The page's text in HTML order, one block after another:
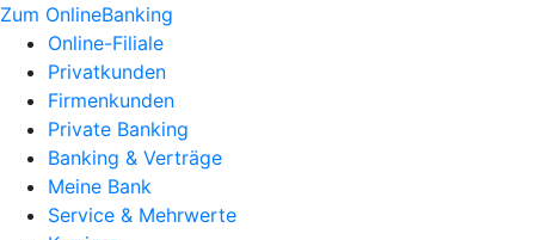
Zum OnlineBanking
Online-Filiale
Privatkunden
Firmenkunden
Private Banking
Banking & Verträge
Meine Bank
Service & Mehrwerte